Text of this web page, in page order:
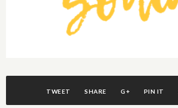
TWEET SHARE G+ PIN IT